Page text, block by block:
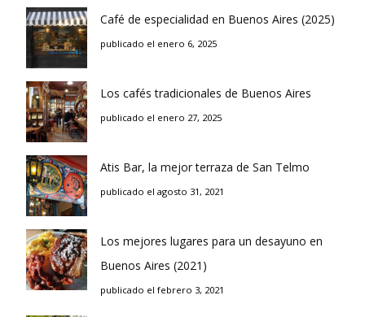
Café de especialidad en Buenos Aires (2025)
publicado el enero 6, 2025
Los cafés tradicionales de Buenos Aires
publicado el enero 27, 2025
Atis Bar, la mejor terraza de San Telmo
publicado el agosto 31, 2021
Los mejores lugares para un desayuno en
Buenos Aires (2021)
publicado el febrero 3, 2021